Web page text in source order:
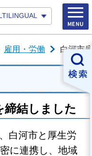
雇用・労働 白河市
締結しました
白河市と厚生労
に連携し、地域